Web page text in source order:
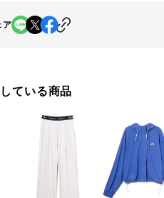
ア
ている商品